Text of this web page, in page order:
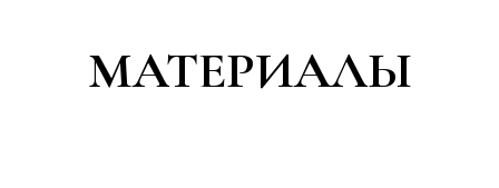
МАТЕРИАЛЫ